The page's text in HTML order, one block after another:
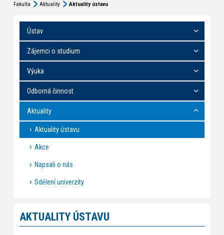
Fakulta Aktuality Aktuality ústavu
Ústav
Zájemci o studium
Výuka
Odborná činnost
Aktuality
Aktuality ústavu
Akce
Napsali o nás
Sdělení univerzity
AKTUALITY ÚSTAVU